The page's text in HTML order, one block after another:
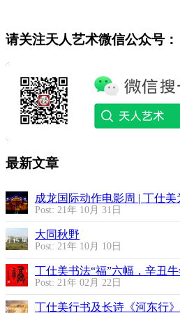
请关注天人艺术微信公众号：
最新文章
成龙国际动作电影周 | 丁仕美
Post: 21年 10月 31日
大同秋野
Post: 21年 10月 10日
丁仕美书法“福”六幅，辛丑
Post: 21年 02月 22日
丁仕美行书及长诗《河东行》